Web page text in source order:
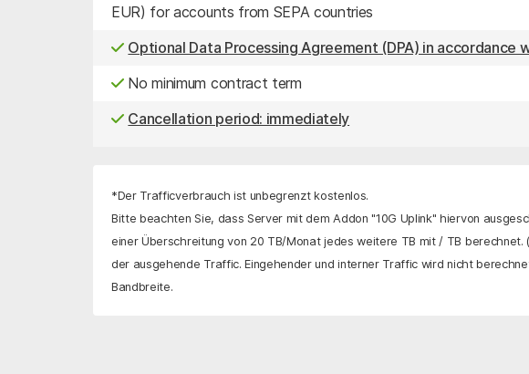
EUR) for accounts from SEPA countries
Optional Data Processing Agreement (DPA) in accordance
No minimum contract term
Cancellation period: immediately
*Der Trafficverbrauch ist unbegrenzt kostenlos.
Bitte beachten Sie, dass Server mit dem Addon "10G Uplink" hiervon
einer Überschreitung von 20 TB/Monat jedes weitere TB mit/ TB berechnet.
der ausgehende Traffic. Eingehender und interner Traffic wird nicht
Bandbreite.